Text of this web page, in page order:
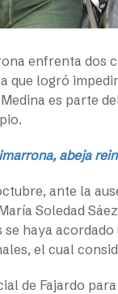
enfrenta dos
logró
es parte
abeja
ante la
Soledad
haya
el cual
de Fajardo